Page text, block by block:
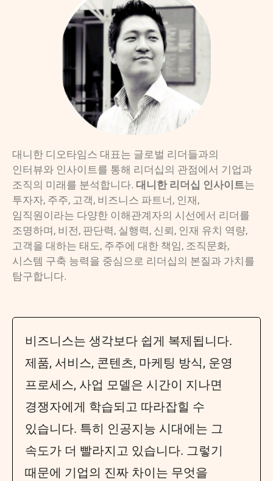
대니한 디오타임스 대표는 글로벌 리더들과의
인터뷰와 인사이트를 통해 리더십의 관점에서 기업과
조직의 미래를 분석합니다. 대니한 리더십 인사이트는
투자자, 주주, 고객, 비즈니스 파트너, 인재,
임직원이라는 다양한 이해관계자의 시선에서 리더를
조명하며, 비전, 판단력, 실행력, 신뢰, 인재 유치 역량,
고객을 대하는 태도, 주주에 대한 책임, 조직문화,
시스템 구축 능력을 중심으로 리더십의 본질과 가치를
탐구합니다.
비즈니스는 생각보다 쉽게 복제됩니다.
제품, 서비스, 콘텐츠, 마케팅 방식, 운영
프로세스, 사업 모델은 시간이 지나면
경쟁자에게 학습되고 따라잡힐 수
있습니다. 특히 인공지능 시대에는 그
속도가 더 빨라지고 있습니다. 그렇기
때문에 기업의 진짜 차이는 무엇을